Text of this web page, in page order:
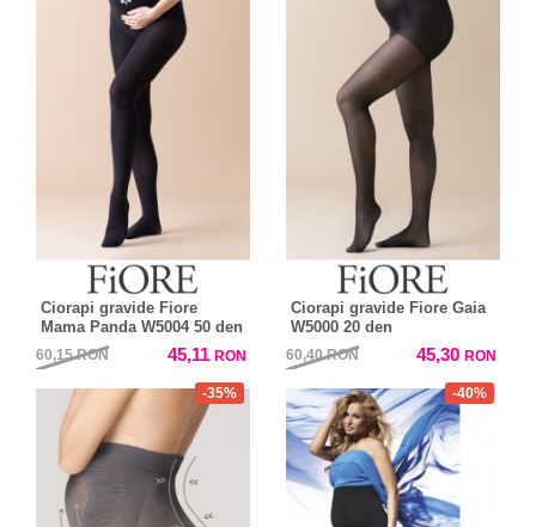
Ciorapi gravide Fiore
Mama Panda W5004 50 den
60,15RON 45,11 RON
Ciorapi gravide Fiore Gaia
W5000 20 den
60,40RON 45,30 RON
-35% -40%